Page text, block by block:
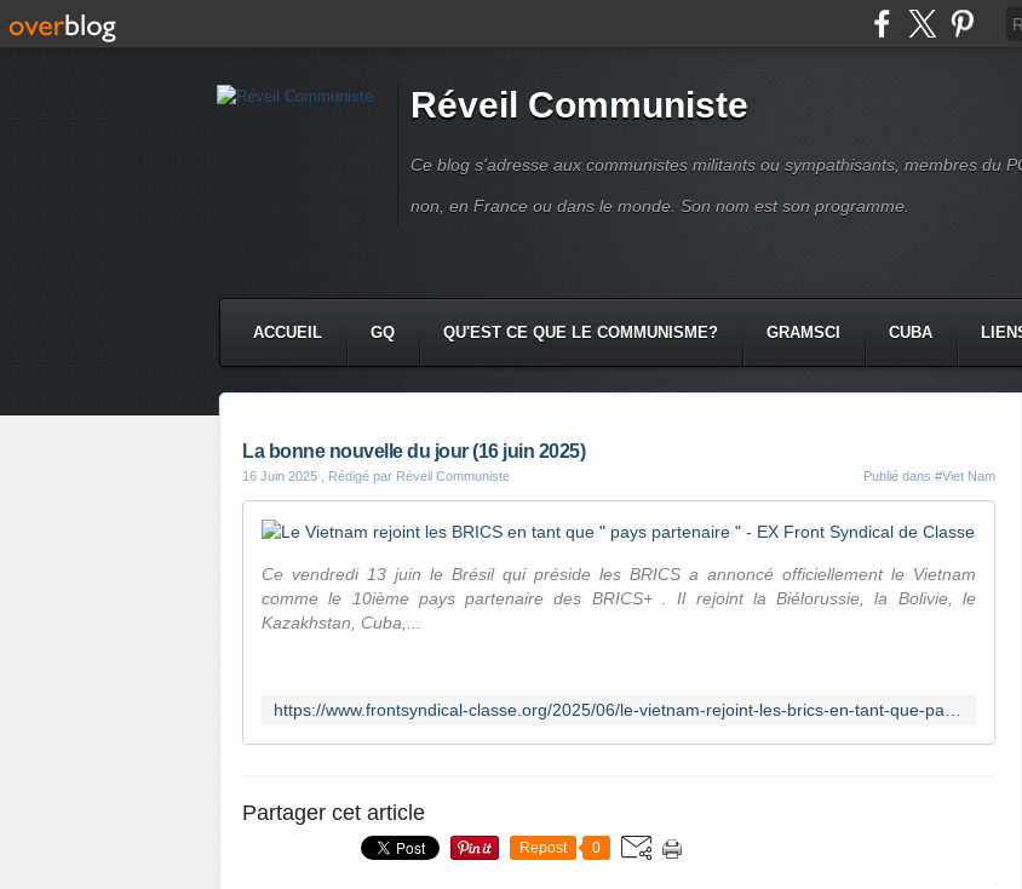
Réveil Communiste
Ce blog s'adresse aux communistes militants ou sympathisants, membres du
non, en France ou dans le monde. Son nom est son programme.
ACCUEIL GQ QU'EST CE QUE LE COMMUNISME? GRAMSCI CUBA
La bonne nouvelle du jour (16 juin 2025)
16 Juin 2025 , Rédigé par Réveil Communiste Publié dans #Viet Nam
Ce vendredi 13 juin le Brésil qui préside les BRICS a annoncé officiellement le Vietnam
comme le 10ième pays partenaire des BRICS+ . Il rejoint la Biélorussie, la Bolivie, le
Kazakhstan, Cuba,...
Partager cet article
Repost 0